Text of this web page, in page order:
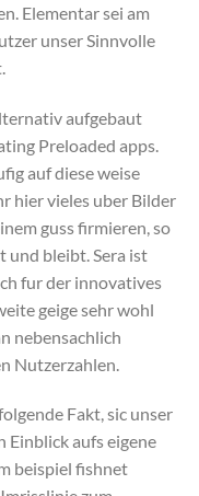
Elementar sei am
unser Sinnvolle
aufgebaut
Preloaded apps.
auf diese weise
hier vieles uber Bilder
guss firmieren, so
und bleibt. Sera ist
fur der innovatives
geige sehr wohl
nebensachlich
Nutzerzahlen.
Fakt, sic unser
Einblick aufs eigene
beispiel fishnet